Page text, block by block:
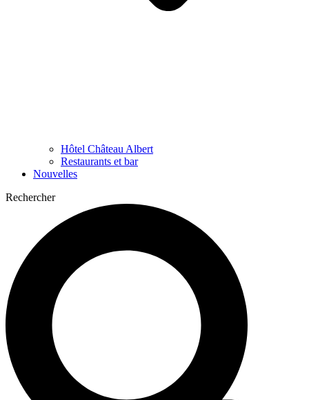
Hôtel Château Albert
Restaurants et bar
Nouvelles
Rechercher